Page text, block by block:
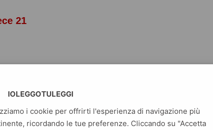
21
IOLEGGOTULEGGI
i cookie per offrirti l'esperienza di navigazione più
ricordando le tue preferenze. Cliccando su "Accetta